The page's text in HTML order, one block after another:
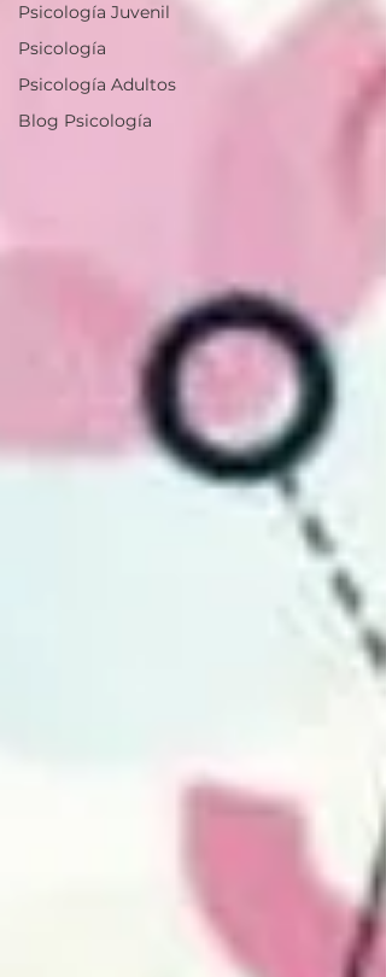
Psicología Juvenil
Psicología
Psicología Adultos
Blog Psicología